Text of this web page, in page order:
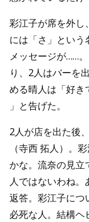
彩江子が席を外し
には「さ」という
メッセージが……
り、2人はバーを
める晴人は「好き
」と告げた。
2人が店を出た後
（寺西 拓人）。
かな。流奈の見立
人ではないわね
返答。彩江子につ
必死な人。結構